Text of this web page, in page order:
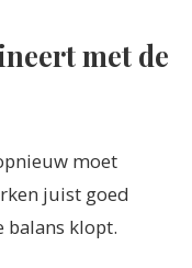
met de
moet
juist goed
balans klopt.